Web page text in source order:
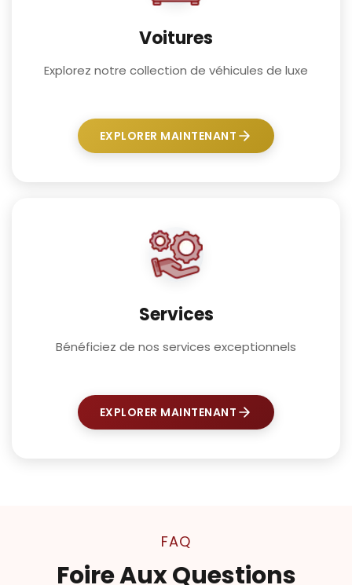
Voitures
Explorez notre collection de véhicules de luxe
EXPLORER MAINTENANT
Services
Bénéficiez de nos services exceptionnels
EXPLORER MAINTENANT
FAQ
Foire Aux Questions